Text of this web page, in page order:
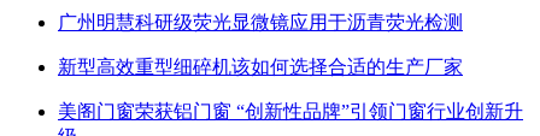
广州明慧科研级荧光显微镜应用于沥青荧光检测
新型高效重型细碎机该如何选择合适的生产厂家
美阁门窗荣获铝门窗 “创新性品牌”引领门窗行业创新升